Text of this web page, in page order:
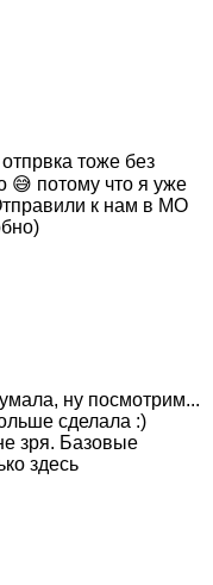
тоже без
😅 потому что я уже
к нам в МО
ну посмотрим...
сделала :)
зря. Базовые
здесь